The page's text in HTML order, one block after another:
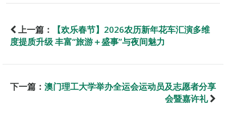
上一篇：
【欢乐春节】2026农历新年花车汇演多维
度提质升级 丰富“旅游＋盛事”与夜间魅力
下一篇： 澳门理工大学举办全运会运动员及志愿者分享
会暨嘉许礼